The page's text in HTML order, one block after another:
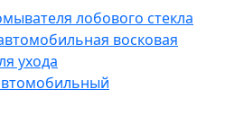
лобового стекла
восковая
ухода